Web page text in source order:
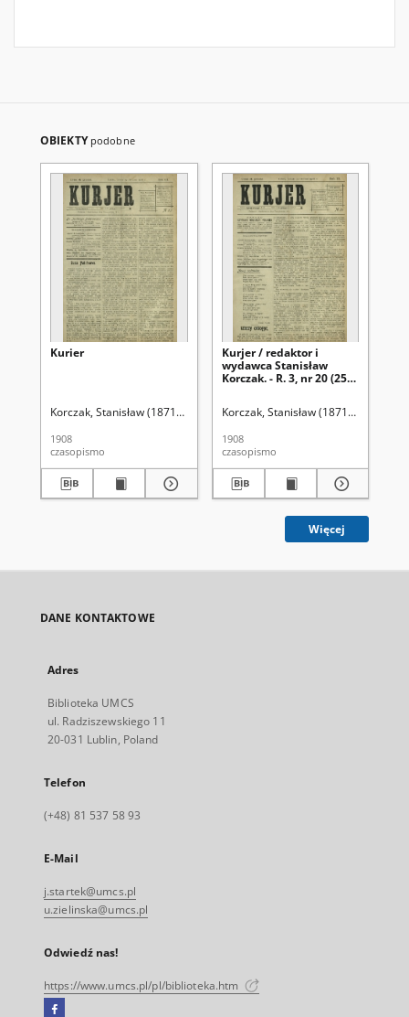
OBIEKTY podobne
Kurier
Korczak, Stanisław (1871-1945). Red.
1908
czasopismo
Kurjer / redaktor i
wydawca Stanisław
Korczak. - R. 3, nr 20 (25
Korczak, Stanisław (1871-1945). Red.
1908
czasopismo
Więcej
DANE KONTAKTOWE
Adres
Biblioteka UMCS
ul. Radziszewskiego 11
20-031 Lublin, Poland
Telefon
(+48) 81 537 58 93
E-Mail
j.startek@umcs.pl
u.zielinska@umcs.pl
Odwiedź nas!
https://www.umcs.pl/pl/biblioteka.htm
Facebook